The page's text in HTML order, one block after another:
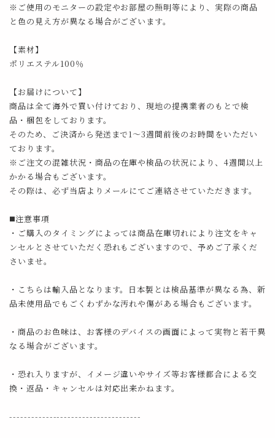
※ご使用のモニターの設定やお部屋の照明等により、実際の商品
と色の見え方が異なる場合がございます。
【素材】
ポリエステル100％
【お届けについて】
商品は全て海外で買い付けており、現地の提携業者のもとで検
品・梱包をしております。
そのため、ご決済から発送まで1～3週間前後のお時間をいただい
ております。
※ご注文の混雑状況・商品の在庫や検品の状況により、4週間以上
かかる場合もございます。
その際は、必ず当店よりメールにてご連絡させていただきます。
◼️注意事項
・ご購入のタイミングによっては商品在庫切れにより注文をキャ
ンセルとさせていただく恐れもございますので、予めご了承くだ
さいませ。
・こちらは輸入品となります。日本製とは検品基準が異なる為、新
品未使用品でもごくわずかな汚れや傷がある場合もございます。
・商品のお色味は、お客様のデバイスの画面によって実物と若干異
なる場合がございます。
・恐れ入りますが、イメージ違いやサイズ等お客様都合による交
換・返品・キャンセルは対応出来かねます。
------------------------------------